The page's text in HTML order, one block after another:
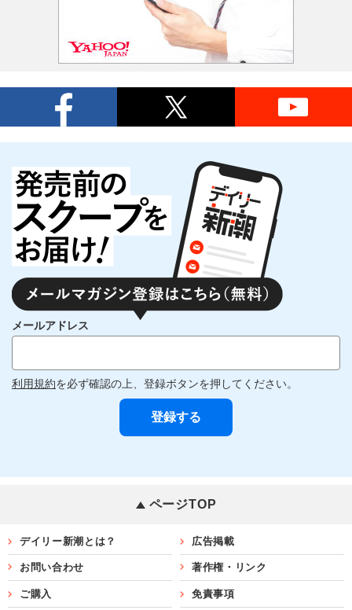
メールアドレス
利用規約を必ず確認の上、登録ボタンを押してください。
ページTOP
デイリー新潮とは？ 広告掲載
お問い合わせ 著作権・リンク
ご購入 免責事項